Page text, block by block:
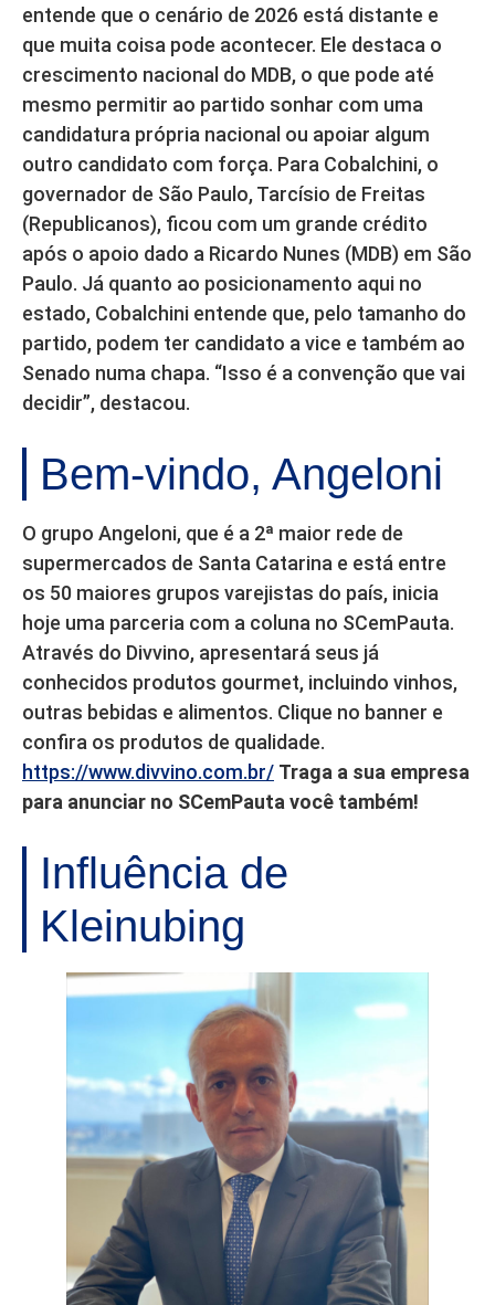
entende que o cenário de 2026 está distante e
que muita coisa pode acontecer. Ele destaca o
crescimento nacional do MDB, o que pode até
mesmo permitir ao partido sonhar com uma
candidatura própria nacional ou apoiar algum
outro candidato com força. Para Cobalchini, o
governador de São Paulo, Tarcísio de Freitas
(Republicanos), ficou com um grande crédito
após o apoio dado a Ricardo Nunes (MDB) em São
Paulo. Já quanto ao posicionamento aqui no
estado, Cobalchini entende que, pelo tamanho do
partido, podem ter candidato a vice e também ao
Senado numa chapa. “Isso é a convenção que vai
decidir”, destacou.
Bem-vindo, Angeloni
O grupo Angeloni, que é a 2ª maior rede de
supermercados de Santa Catarina e está entre
os 50 maiores grupos varejistas do país, inicia
hoje uma parceria com a coluna no SCemPauta.
Através do Divvino, apresentará seus já
conhecidos produtos gourmet, incluindo vinhos,
outras bebidas e alimentos. Clique no banner e
confira os produtos de qualidade.
https://www.divvino.com.br/ Traga a sua empresa
para anunciar no SCemPauta você também!
Influência de
Kleinubing